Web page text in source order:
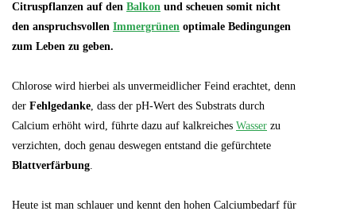
Citruspflanzen auf den Balkon und scheuen somit nicht
den anspruchsvollen Immergrünen optimale Bedingungen
zum Leben zu geben.
Chlorose wird hierbei als unvermeidlicher Feind erachtet, denn
der Fehlgedanke, dass der pH-Wert des Substrats durch
Calcium erhöht wird, führte dazu auf kalkreiches Wasser zu
verzichten, doch genau deswegen entstand die gefürchtete
Blattverfärbung.
Heute ist man schlauer und kennt den hohen Calciumbedarf für